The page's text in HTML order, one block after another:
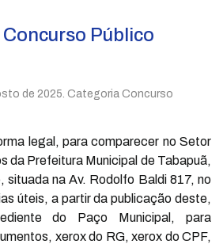
Público
de 2025 . Categoria Concurso
legal, para comparecer no Setor
da Prefeitura Municipal de Tabapuã,
situada na Av. Rodolfo Baldi 817, no
úteis, a partir da publicação deste,
do Paço Municipal, para
xerox do RG, xerox do CPF,